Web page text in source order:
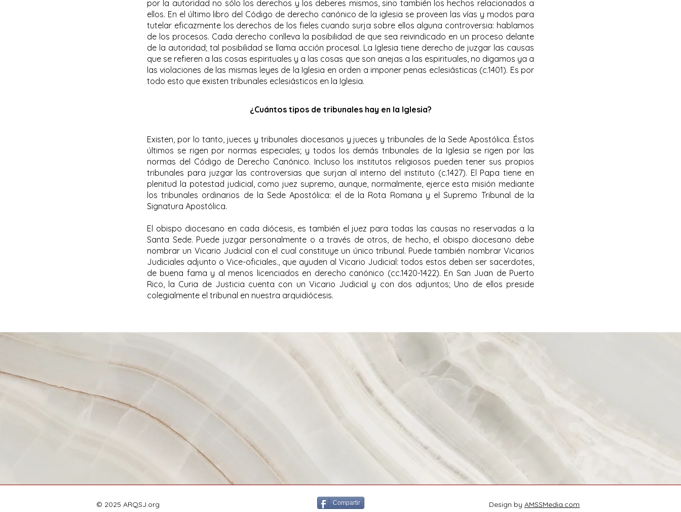
por la autoridad no sólo los derechos y los deberes mismos, sino también los hechos relacionados a
ellos. En el último libro del Código de derecho canónico de la iglesia se proveen las vías y modos para
tutelar eficazmente los derechos de los fieles cuando surja sobre ellos alguna controversia: hablamos
de los procesos. Cada derecho conlleva la posibilidad de que sea reivindicado en un proceso delante
de la autoridad; tal posibilidad se llama acción procesal. La Iglesia tiene derecho de juzgar las causas
que se refieren a las cosas espirituales y a las cosas que son anejas a las espirituales, no digamos ya a
las violaciones de las mismas leyes de la Iglesia en orden a imponer penas eclesiásticas (c.1401). Es por
todo esto que existen tribunales eclesiásticos en la Iglesia.
¿Cuántos tipos de tribunales hay en la Iglesia?
Existen, por lo tanto, jueces y tribunales diocesanos y jueces y tribunales de la Sede Apostólica. Éstos
últimos se rigen por normas especiales; y todos los demás tribunales de la Iglesia se rigen por las
normas del Código de Derecho Canónico. Incluso los institutos religiosos pueden tener sus propios
tribunales para juzgar las controversias que surjan al interno del instituto (c.1427). El Papa tiene en
plenitud la potestad judicial, como juez supremo, aunque, normalmente, ejerce esta misión mediante
los tribunales ordinarios de la Sede Apostólica: el de la Rota Romana y el Supremo Tribunal de la
Signatura Apostólica.
El obispo diocesano en cada diócesis, es también el juez para todas las causas no reservadas a la
Santa Sede. Puede juzgar personalmente o a través de otros, de hecho, el obispo diocesano debe
nombrar un Vicario Judicial con el cual constituye un único tribunal. Puede también nombrar Vicarios
Judiciales adjunto o Vice-oficiales., que ayuden al Vicario Judicial: todos estos deben ser sacerdotes,
de buena fama y al menos licenciados en derecho canónico (cc.1420-1422). En San Juan de Puerto
Rico, la Curia de Justicia cuenta con un Vicario Judicial y con dos adjuntos; Uno de ellos preside
colegialmente el tribunal en nuestra arquidiócesis.
© 2025 ARQSJ.org Compartir Design by AMSSMedia.com